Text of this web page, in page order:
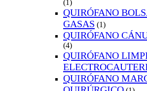
(1)
QUIRÓFANO
GASAS (1)
QUIRÓFANO
(4)
QUIRÓFANO
QUIRÓFANO